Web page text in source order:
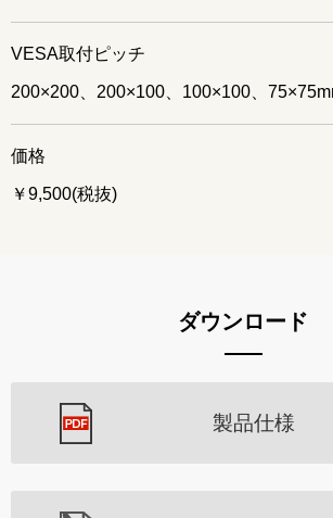
VESA取付ピッチ
200×200、200×100、100×100、
価格
￥9,500(税抜)
ダウンロード
製品仕様